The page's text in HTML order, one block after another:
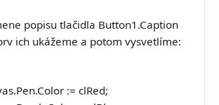
popisu tlačidla Button1.Caption
ich ukážeme a potom vysvetlíme:
:= clRed;